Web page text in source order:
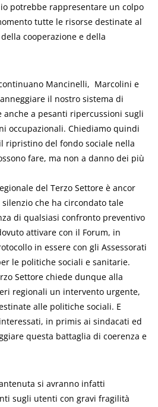
potrebbe rappresentare un colpo
tutte le risorse destinate al
cooperazione e della
Mancinelli, Marcolini e
il nostro sistema di
a pesanti ripercussioni sugli
occupazionali. Chiediamo quindi
ripristino del fondo sociale nella
fare, ma non a danno dei più
del Terzo Settore è ancor
che ha circondato tale
di qualsiasi confronto preventivo
attivare con il Forum, in
in essere con gli Assessorati
le politiche sociali e sanitarie.
Settore chiede dunque alla
regionali un intervento urgente,
alle politiche sociali. E
in primis ai sindacati ed
questa battaglia di coerenza e
si avranno infatti
sugli utenti con gravi fragilità